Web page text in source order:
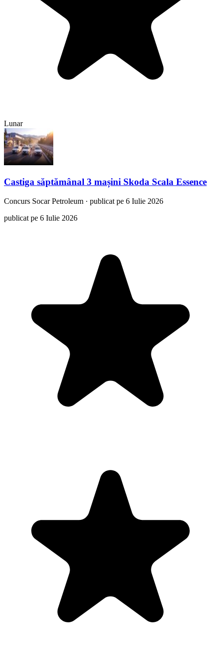
Lunar
Castiga săptămânal 3 mașini Skoda Scala Essence
Concurs Socar Petroleum · publicat pe 6 Iulie 2026
publicat pe 6 Iulie 2026